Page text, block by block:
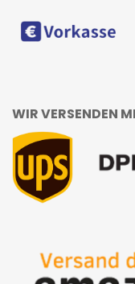
WIR VERSENDEN